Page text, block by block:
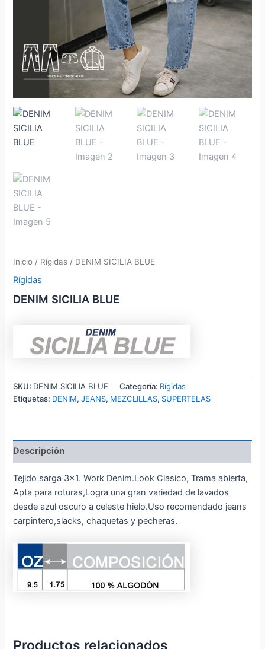
Inicio / Rígidas / DENIM SICILIA BLUE
Rígidas
DENIM SICILIA BLUE
SKU: DENIM SICILIA BLUE Categoría: Rígidas
Etiquetas: DENIM,JEANS, MEZCLILLAS, SUPERTELAS
Descripción
Tejido sarga 3×1. Work Denim.Look Clasico, Trama abierta,
Apta para roturas,Logra una gran variedad de lavados
desde azul oscuro a celeste hielo.Uso recomendado jeans
carpintero,slacks, chaquetas y pecheras.
Productos relacionados